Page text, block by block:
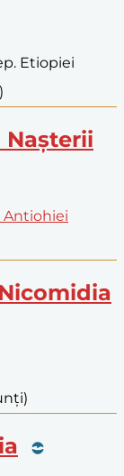
Etiopiei
Antiohiei